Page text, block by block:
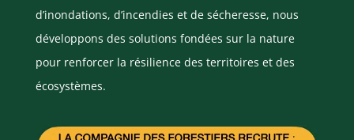
d’inondations, d’incendies et de sécheresse, nous
développons des solutions fondées sur la nature
pour renforcer la résilience des territoires et des
écosystèmes.